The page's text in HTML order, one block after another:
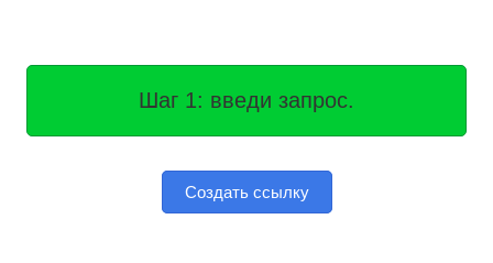
Шаг 1: введи запрос.
Создать ссылку